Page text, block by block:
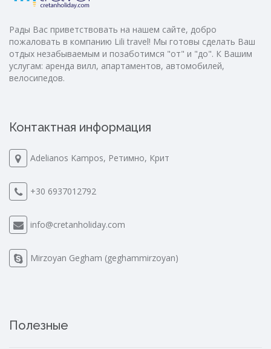
Рады Вас приветствовать на нашем сайте, добро
пожаловать в компанию Lili travel! Мы готовы сделать Ваш
отдых незабываемым и позаботимся "от" и "до". К Вашим
услугам: аренда вилл, апартаментов, автомобилей,
велосипедов.
Контактная информация
Adelianos Kampos, Ретимно, Крит
+30 6937012792
info@cretanholiday.com
Mirzoyan Gegham (geghammirzoyan)
Полезные